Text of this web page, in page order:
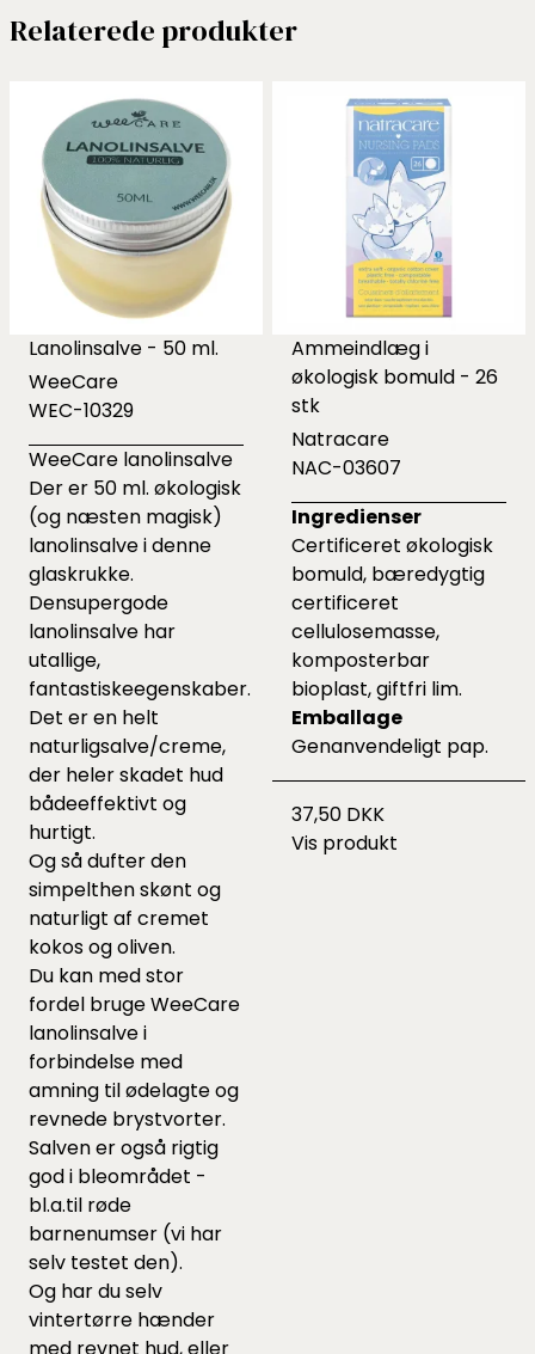
Relaterede produkter
Lanolinsalve - 50 ml.
WeeCare
WEC-10329
WeeCare lanolinsalve
Der er 50 ml. økologisk
(og næsten magisk)
lanolinsalve i denne
glaskrukke.
Densupergode
lanolinsalve har
utallige,
fantastiskeegenskaber.
Det er en helt
naturligsalve/creme,
der heler skadet hud
bådeeffektivt og
hurtigt.
Og så dufter den
simpelthen skønt og
naturligt af cremet
kokos og oliven.
Du kan med stor
fordel bruge WeeCare
lanolinsalve i
forbindelse med
amning til ødelagte og
revnede brystvorter.
Salven er også rigtig
god i bleområdet -
bl.a.til røde
barnenumser (vi har
selv testet den).
Og har du selv
vintertørre hænder
med revnet hud, eller
Ammeindlæg i
økologisk bomuld - 26
stk
Natracare
NAC-03607
Ingredienser
Certificeret økologisk
bomuld, bæredygtig
certificeret
cellulosemasse,
komposterbar
bioplast, giftfri lim.
Emballage
Genanvendeligt pap.
37,50 DKK
Vis produkt